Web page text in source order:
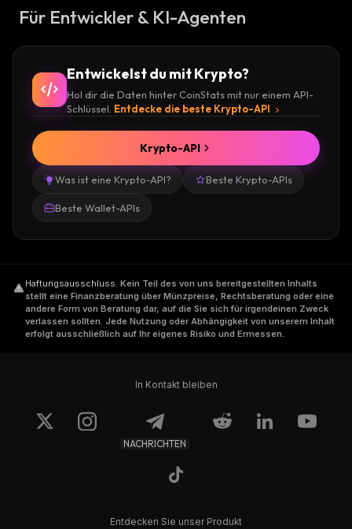
Für Entwickler & KI-Agenten
Entwickelst du mit Krypto?
Hol dir die Daten hinter CoinStats mit nur einem API-
Schlüssel. Entdecke die beste Krypto-API
Was ist eine Krypto-API? Beste Krypto-APIs
Beste Wallet-APIs
Krypto-API
Haftungsausschluss. Kein Teil des von uns bereitgestellten Inhalts
stellt eine Finanzberatung über Münzpreise, Rechtsberatung oder eine
andere Form von Beratung dar, auf die Sie sich für irgendeinen Zweck
verlassen sollten. Jede Nutzung oder Abhängigkeit von unserem Inhalt
erfolgt ausschließlich auf Ihr eigenes Risiko und Ermessen.
In Kontakt bleiben
NACHRICHTEN
Entdecken Sie unser Produkt